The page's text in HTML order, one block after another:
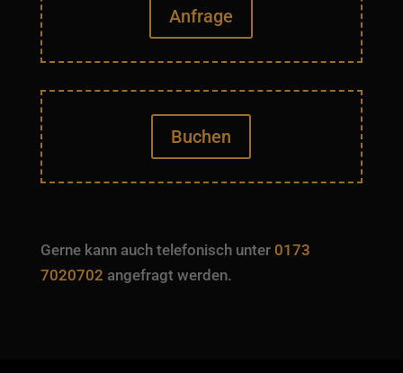
Anfrage
Buchen
Gerne kann auch telefonisch unter 0173
7020702 angefragt werden.